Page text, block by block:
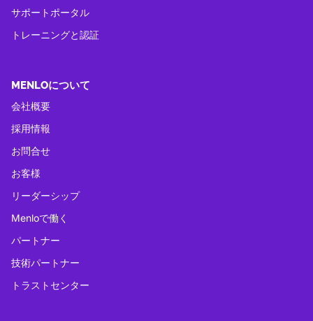
サポートポータル
トレーニングと認証
MENLOについて
会社概要
採用情報
お問合せ
お客様
リーダーシップ
Menloで働く
パートナー
技術パートナー
トラストセンター